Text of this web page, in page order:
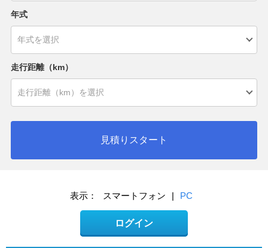
年式
走行距離（km）
見積りスタート
表示： スマートフォン | PC
ログイン